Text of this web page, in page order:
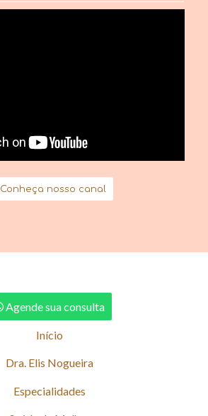
Conheça nosso canal
Agende sua consulta
Início
Dra. Elis Nogueira
Especialidades